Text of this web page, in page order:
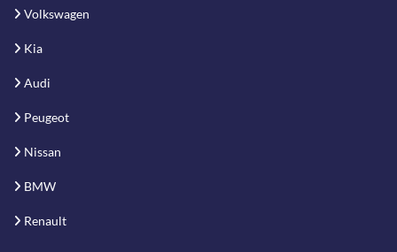
Volkswagen
Kia
Audi
Peugeot
Nissan
BMW
Renault